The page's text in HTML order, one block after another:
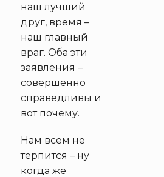
наш лучший
друг, время –
наш главный
враг. Оба эти
заявления –
совершенно
справедливы и
вот почему.
Нам всем не
терпится – ну
когда же